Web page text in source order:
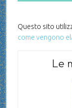
Questo sito
come vengono
Le